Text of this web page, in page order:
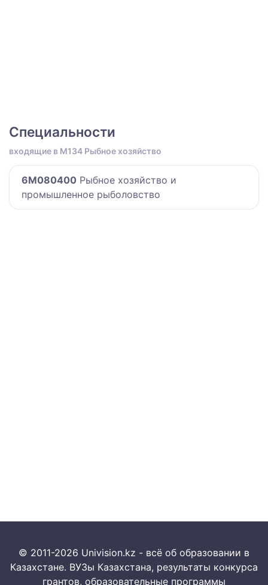
Специальности
входящие в M134 Рыбное хозяйство
6M080400 Рыбное хозяйство и
промышленное рыболовство
© 2011-2026 Univision.kz - всё об образовании в
Казахстане. ВУЗы Казахстана, результаты конкурса
грантов, образовательные программы